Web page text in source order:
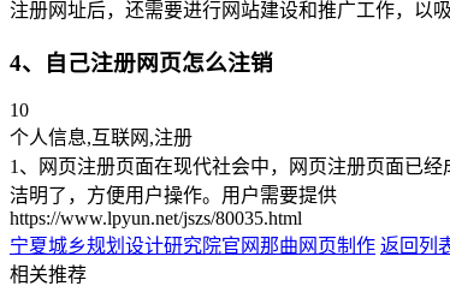
注册网址后，还需要进行网站建设和推广工作，以
4、自己注册网页怎么注销
10
个人信息,互联网,注册
1、网页注册页面在现代社会中，网页注册页面已
洁明了，方便用户操作。用户需要提供
https://www.lpyun.net/jszs/80035.html
宁夏城乡规划设计研究院官网 那曲网页制作 返回列
相关推荐